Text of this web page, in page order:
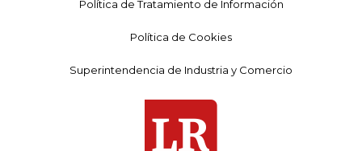
Política de Tratamiento de Información
Política de Cookies
Superintendencia de Industria y Comercio